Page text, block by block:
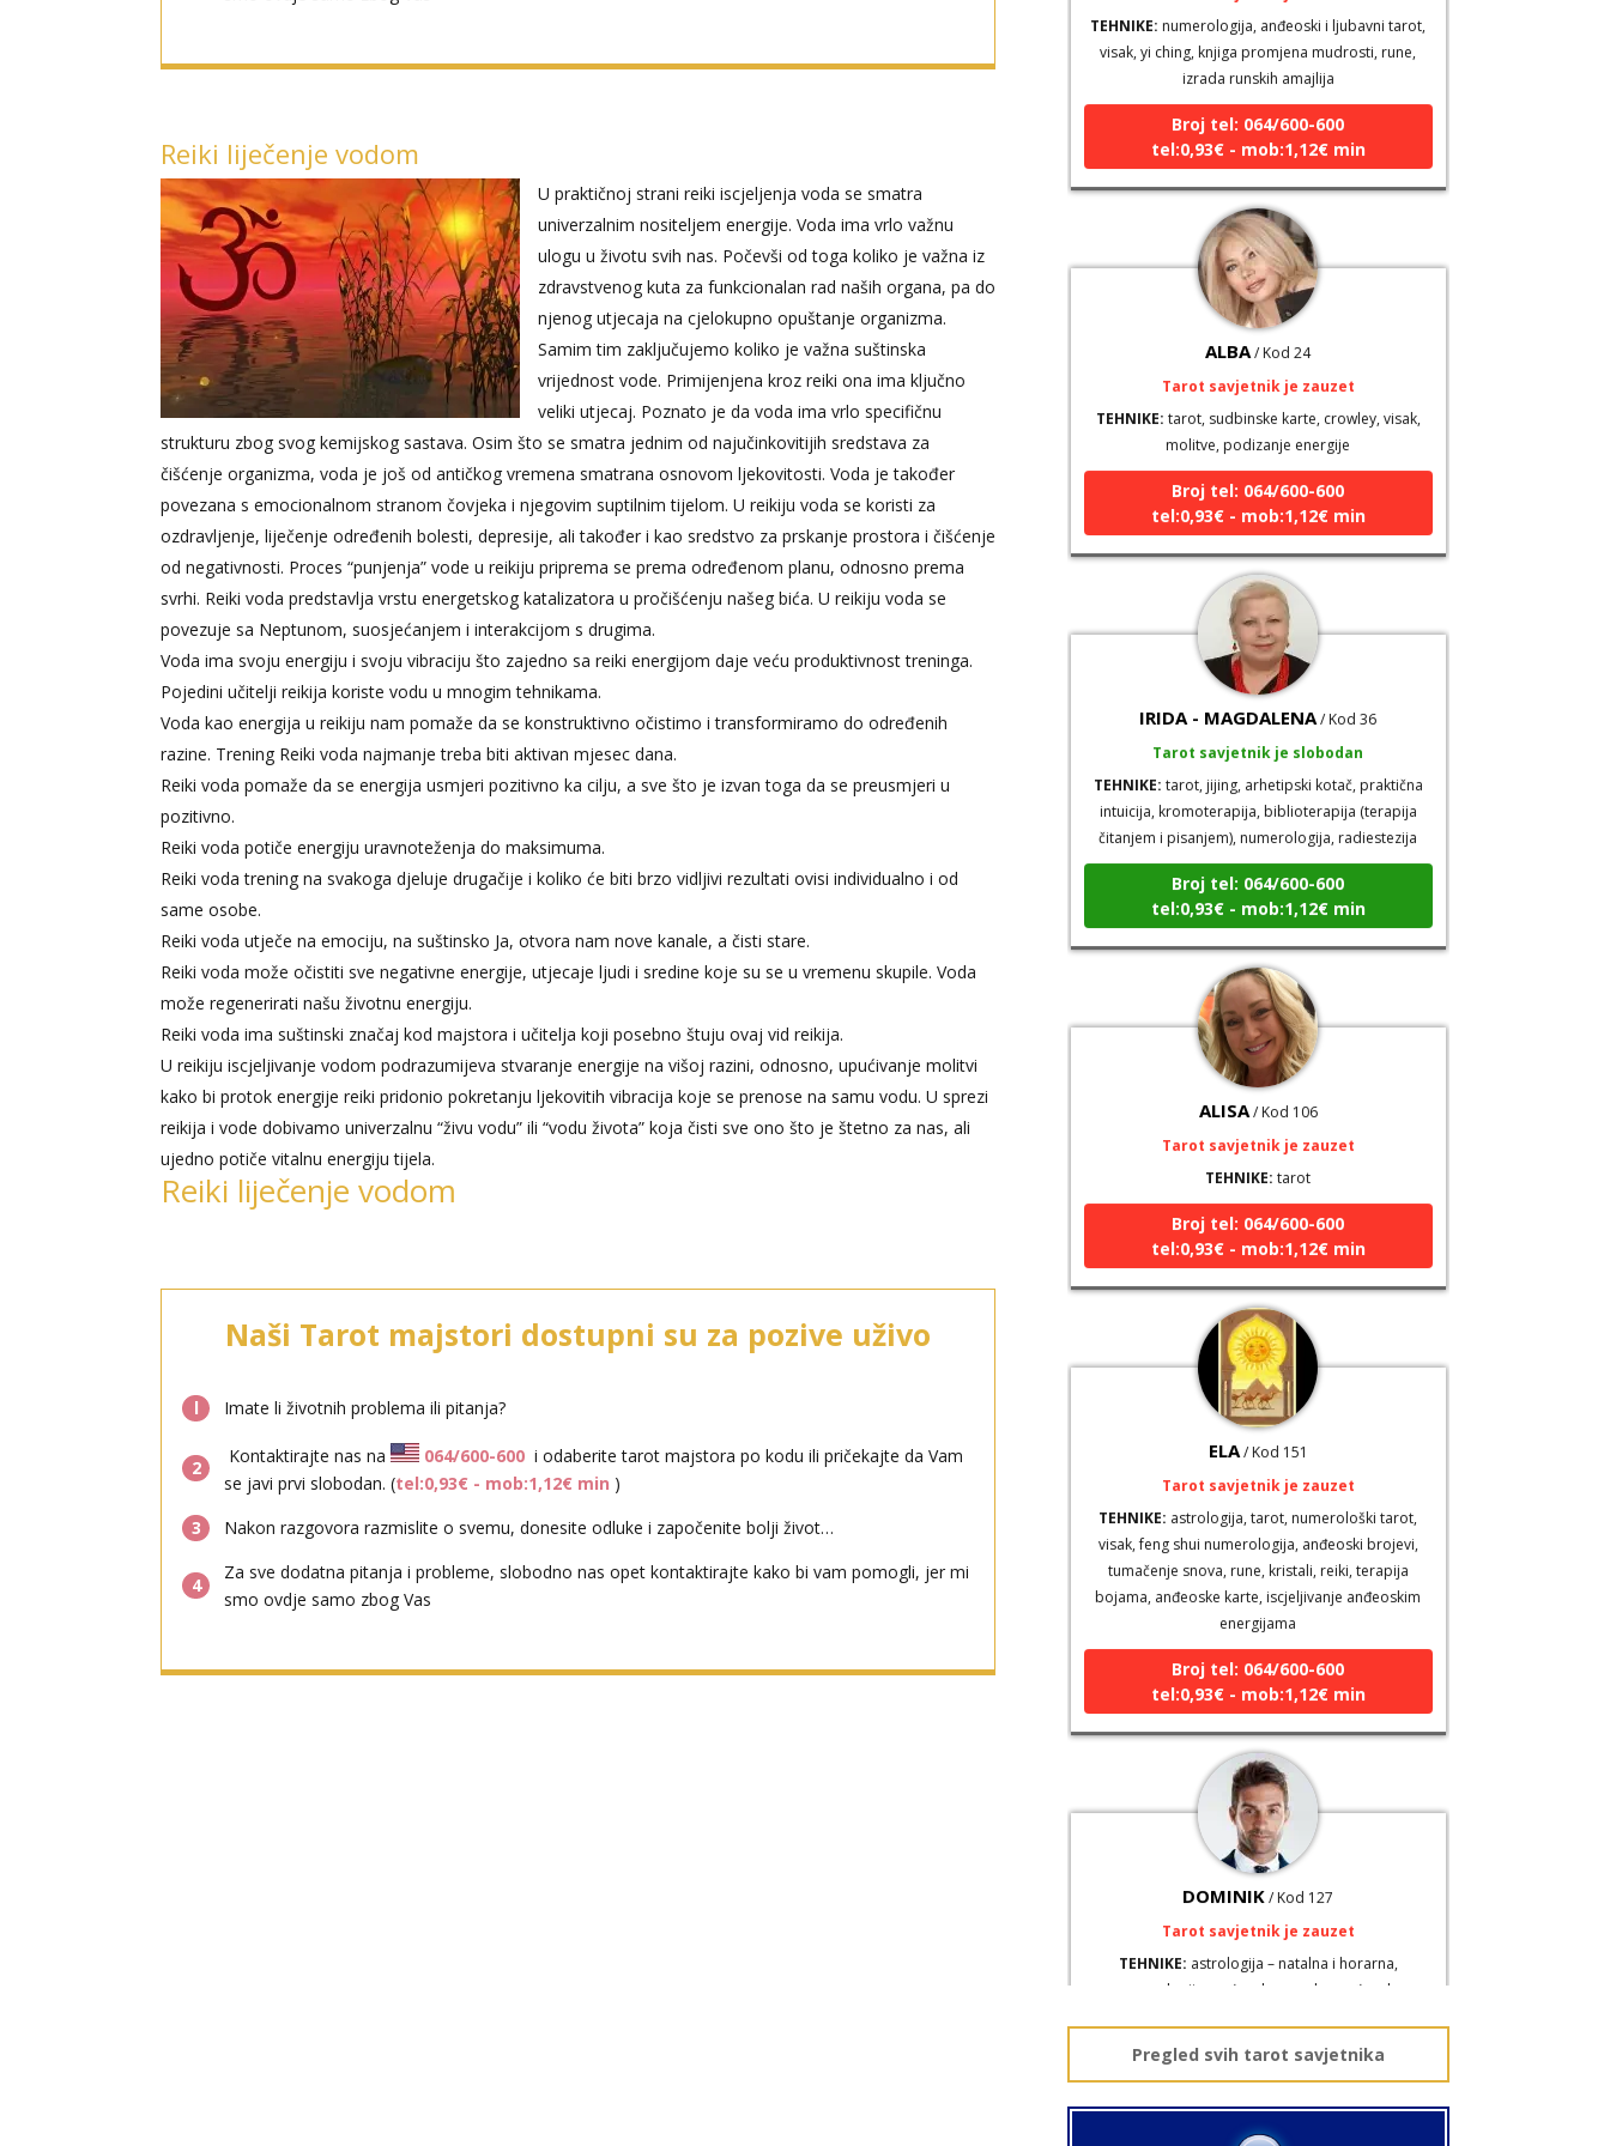
Reiki liječenje vodom
U praktičnoj strani reiki iscjeljenja voda se smatra
univerzalnim nositeljem energije. Voda ima vrlo važnu
ulogu u životu svih nas. Počevši od toga koliko je važna iz
zdravstvenog kuta za funkcionalan rad naših organa, pa do
njenog utjecaja na cjelokupno opuštanje organizma.
Samim tim zaključujemo koliko je važna suštinska
vrijednost vode. Primijenjena kroz reiki ona ima ključno
veliki utjecaj. Poznato je da voda ima vrlo specifičnu
strukturu zbog svog kemijskog sastava. Osim što se smatra jednim od najučinkovitijih sredstava za
čišćenje organizma, voda je još od antičkog vremena smatrana osnovom ljekovitosti. Voda je također
povezana s emocionalnom stranom čovjeka i njegovim suptilnim tijelom. U reikiju voda se koristi za
ozdravljenje, liječenje određenih bolesti, depresije, ali također i kao sredstvo za prskanje prostora i čišćenje
od negativnosti. Proces “punjenja” vode u reikiju priprema se prema određenom planu, odnosno prema
svrhi. Reiki voda predstavlja vrstu energetskog katalizatora u pročišćenju našeg bića. U reikiju voda se
povezuje sa Neptunom, suosjećanjem i interakcijom s drugima.
Voda ima svoju energiju i svoju vibraciju što zajedno sa reiki energijom daje veću produktivnost treninga.
Pojedini učitelji reikija koriste vodu u mnogim tehnikama.
Voda kao energija u reikiju nam pomaže da se konstruktivno očistimo i transformiramo do određenih
razine. Trening Reiki voda najmanje treba biti aktivan mjesec dana.
Reiki voda pomaže da se energija usmjeri pozitivno ka cilju, a sve što je izvan toga da se preusmjeri u
pozitivno.
Reiki voda potiče energiju uravnoteženja do maksimuma.
Reiki voda trening na svakoga djeluje drugačije i koliko će biti brzo vidljivi rezultati ovisi individualno i od
same osobe.
Reiki voda utječe na emociju, na suštinsko Ja, otvora nam nove kanale, a čisti stare.
Reiki voda može očistiti sve negativne energije, utjecaje ljudi i sredine koje su se u vremenu skupile. Voda
može regenerirati našu životnu energiju.
Reiki voda ima suštinski značaj kod majstora i učitelja koji posebno štuju ovaj vid reikija.
U reikiju iscjeljivanje vodom podrazumijeva stvaranje energije na višoj razini, odnosno, upućivanje molitvi
kako bi protok energije reiki pridonio pokretanju ljekovitih vibracija koje se prenose na samu vodu. U sprezi
reikija i vode dobivamo univerzalnu “živu vodu” ili “vodu života” koja čisti sve ono što je štetno za nas, ali
ujedno potiče vitalnu energiju tijela.
Reiki liječenje vodom
Naši Tarot majstori dostupni su za pozive uživo
l Imate li životnih problema ili pitanja?
2
Kontaktirajte nas na 064/600-600 i odaberite tarot majstora po kodu ili pričekajte da Vam
se javi prvi slobodan. (tel:0,93€ - mob:1,12€ min )
3
Nakon razgovora razmislite o svemu, donesite odluke i započenite bolji život…
4
Za sve dodatna pitanja i probleme, slobodno nas opet kontaktirajte kako bi vam pomogli, jer mi
smo ovdje samo zbog Vas
visak, yi ching, knjiga promjena mudrosti, rune,
izrada runskih amajlija
tel:0,93€ - mob:1,12€ min
ALBA/ Kod 24
Tarot savjetnik je zauzet
tarot, sudbinske karte, crowley, visak,
molitve, podizanje energije
tel:0,93€ - mob:1,12€ min
IRIDA - MAGDALENA
Tarot savjetnik je slobodan
TEHNIKE: tarot, jijing, arhetipski kotač, praktična
intuicija, kromoterapija, biblioterapija (terapija
čitanjem i pisanjem), numerologija, radiestezija
tel:0,93€ - mob:1,12€ min
ALISA/ Kod 106
Tarot savjetnik je zauzet
TEHNIKE:tarot
tel:0,93€ - mob:1,12€ min
ELA/ Kod 151
Tarot savjetnik je zauzet
TEHNIKE:astrologija, tarot, numerološki tarot,
visak, feng shui numerologija, anđeoski brojevi,
tumačenje snova, rune, kristali, reiki, terapija
bojama, anđeoske karte, iscjeljivanje anđeoskim
energijama
tel:0,93€ - mob:1,12€ min
DOMINIK/ Kod 127
Tarot savjetnik je zauzet
TEHNIKE:astrologija – natalna i horarna,
numerologija, anđeoske poruke, anđeosko
energetsko čišćenje savjetovanje iz oblasti zakona
Broj tel: 064/600-600
tel:0,93€ - mob:1,12€ min
Pregled svih tarot savjetnika